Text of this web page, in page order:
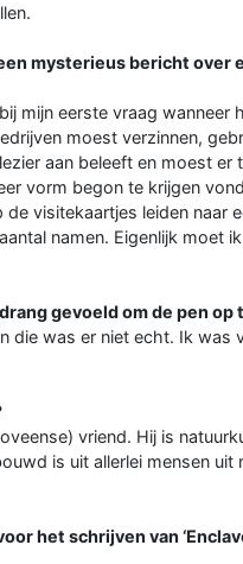
mysterieus bericht over
mijn eerste vraag wanneer
moest verzinnen,
aan beleeft en moest
vorm begon te krijgen
visitekaartjes leiden naar
namen. Eigenlijk moet
gevoeld om de pen op
die was er niet echt. Ik was
vriend. Hij is
is uit allerlei mensen
het schrijven van